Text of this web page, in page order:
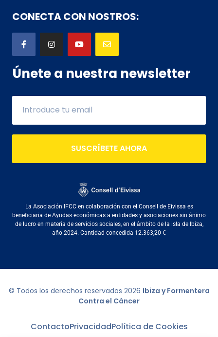
CONECTA CON NOSTROS:
Únete a nuestra newsletter
SUSCRÍBETE AHORA
La Asociación IFCC en colaboración con el Consell de Eivissa es
beneficiaria de Ayudas económicas a entidades y asociaciones sin ánimo
de lucro en materia de servicios sociales, en el ámbito de la isla de Ibiza,
año 2024. Cantidad concedida 12.363,20 €
© Todos los derechos reservados 2026 Ibiza y Formentera
Contra el Cáncer
ContactoPrivacidadPolítica de Cookies